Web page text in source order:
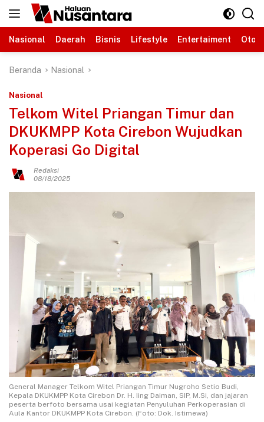
Langsung
Nasional
Daerah Bisnis Lifestyle Entertaiment
Beranda Nasional
Nasional
Telkom Witel Priangan Timur dan
DKUKMPP Kota Cirebon Wujudkan
Koperasi Go Digital
Redaksi
08/18/2025
General Manager Telkom Witel Priangan Timur Nugroho Setio Budi,
Kepala DKUKMPP Kota Cirebon Dr. H. Iing Daiman, SIP, M.Si, dan jajaran
peserta berfoto bersama usai kegiatan Penyuluhan Perkoperasian di
Aula Kantor DKUKMPP Kota Cirebon. (Foto: Dok. Istimewa)